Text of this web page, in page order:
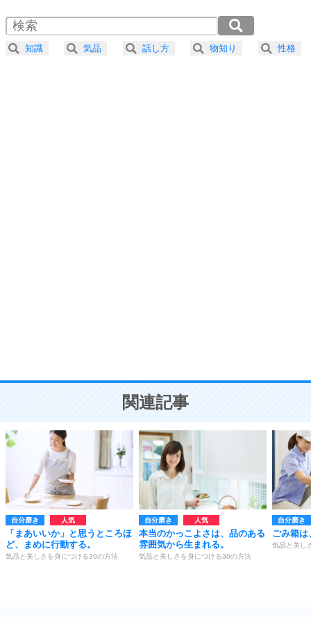
4 器の大きい人は、怒りを優しさで表現する。
プラス思考
ことが大切。
2.0倍速 （299KB 1分16秒）
2.5倍速 （240KB 1分1秒）
3.0倍速 （200KB 50秒）
知識 気品 話し方 物知り 性格
関連記事
自分磨き
「まあいいか」と思うところほ
ど、まめに行動する。
気品と美しさを身につける30の方法
自分磨き
本当のかっこよさは、品のある
雰囲気から生まれる。
気品と美しさを身につける30の方法
自分磨き
ごみ箱は
気品と美し